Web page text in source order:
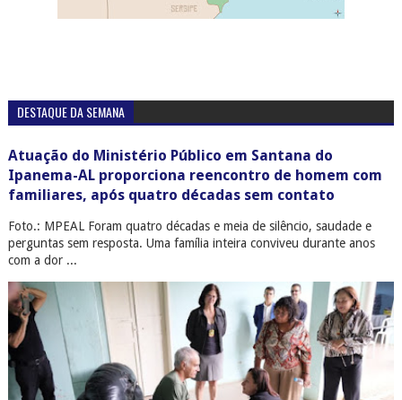
DESTAQUE DA SEMANA
Atuação do Ministério Público em Santana do
Ipanema-AL proporciona reencontro de homem com
familiares, após quatro décadas sem contato
Foto.: MPEAL Foram quatro décadas e meia de silêncio, saudade e
perguntas sem resposta. Uma família inteira conviveu durante anos
com a dor ...